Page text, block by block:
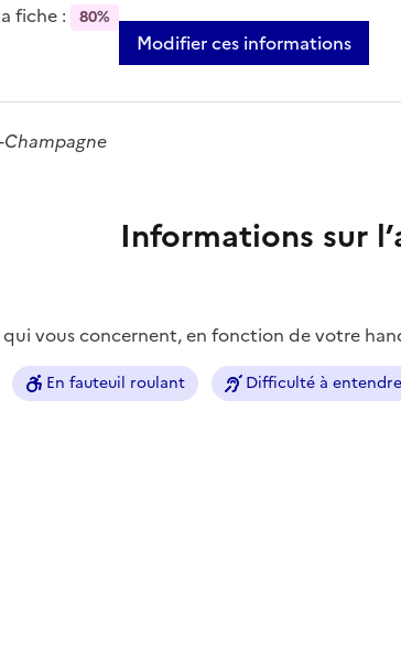
fiche : 80%
Modifier ces informations
Champagne
Informations sur
vous concernent, en fonction de votre
En fauteuil roulant Difficulté à entendre